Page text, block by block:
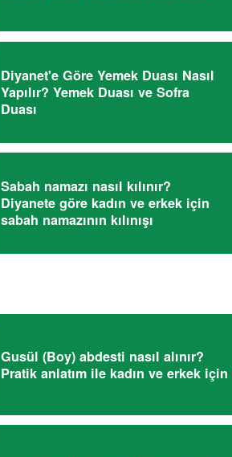
Diyanet'e Göre Yemek Duası Nasıl
Yapılır? Yemek Duası ve Sofra
Duası
Sabah namazı nasıl kılınır?
Diyanete göre kadın ve erkek için
sabah namazının kılınışı
Gusül (Boy) abdesti nasıl alınır?
Pratik anlatım ile kadın ve erkek için